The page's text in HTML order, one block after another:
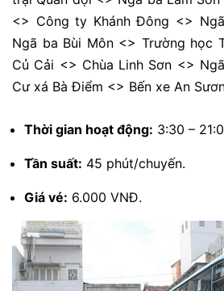
<> Công ty Khánh Đông <>
Ngã ba Bùi Môn <> Trường học
Củ Cải <> Chùa Linh Sơn <>
Cư xá Bà Điểm <> Bến xe An
Thời gian hoạt động: 3:30 –
Tần suất: 45 phút/chuyến.
Giá vé: 6.000 VNĐ.